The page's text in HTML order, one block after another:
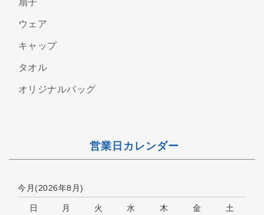
扇子
ウェア
キャップ
タオル
オリジナルバッグ
営業日カレンダー
今月(2026年8月)
日 月 火 水 木 金 土